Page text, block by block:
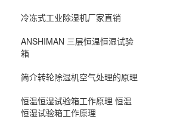
冷冻式工业除湿机厂家直销
ANSHIMAN 三层恒温恒湿试验
箱
简介转轮除湿机空气处理的原理
恒温恒湿试验箱工作原理 恒温
恒湿试验箱工作原理